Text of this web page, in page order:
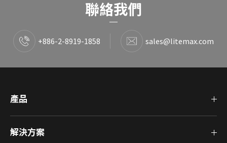
聯絡我們
+886-2-8919-1858 sales@litemax.com
產品
解決方案